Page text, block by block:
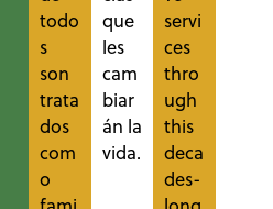
todo
s
son
trata
dos
com
o
que
les
cam
biar
án la
vida.
servi
ces
thro
ugh
this
deca
des-